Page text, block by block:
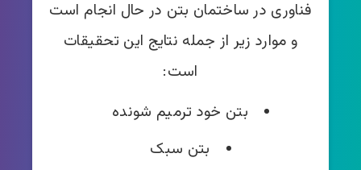
فناوری در ساختمان بتن در حال انجام است
و موارد زیر از جمله نتایج این تحقیقات
است:
بتن خود ترمیم شونده
بتن سبک